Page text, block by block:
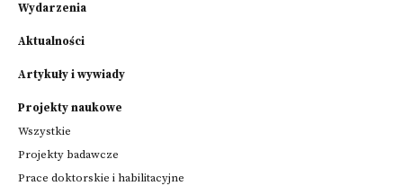
Wydarzenia
Aktualności
Artykuły i wywiady
Projekty naukowe
Wszystkie
Projekty badawcze
Prace doktorskie i habilitacyjne